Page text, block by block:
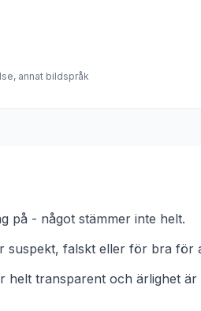
annat bildspråk
på - något stämmer inte helt.
suspekt, falskt eller för bra för
helt transparent och ärlighet är